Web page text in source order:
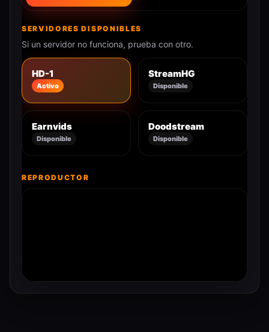
SERVIDORES DISPONIBLES
Si un servidor no funciona, prueba con otro.
HD-1
Activo
StreamHG
Disponible
Earnvids
Disponible
Doodstream
Disponible
REPRODUCTOR